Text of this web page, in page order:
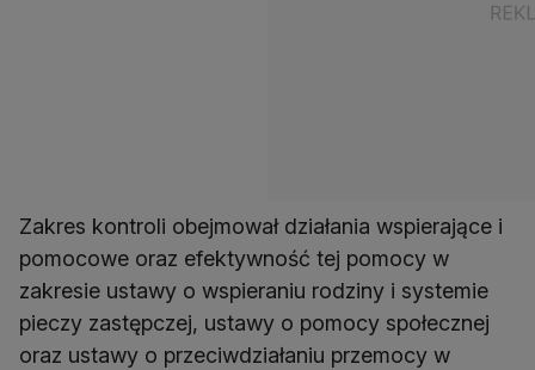
Zakres kontroli obejmował działania wspierające i
pomocowe oraz efektywność tej pomocy w
zakresie ustawy o wspieraniu rodziny i systemie
pieczy zastępczej, ustawy o pomocy społecznej
oraz ustawy o przeciwdziałaniu przemocy w